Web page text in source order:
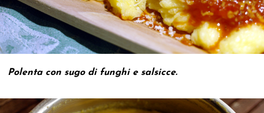
Polenta con sugo di funghi e salsicce.